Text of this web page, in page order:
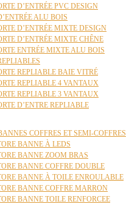
D’ENTRÉE PVC DESIGN
ALU BOIS
D’ENTRÉE MIXTE DESIGN
D’ENTRÉE MIXTE CHÊNE
ENTRÉE MIXTE ALU BOIS
REPLIABLE BAIE VITRÉ
REPLIABLE 4 VANTAUX
REPLIABLE 3 VANTAUX
D’ENTRE REPLIABLE
COFFRES ET SEMI-COFFRES
BANNE À LEDS
BANNE ZOOM BRAS
BANNE COFFRE DOUBLE
BANNE À TOILE ENROULABLE
BANNE COFFRE MARRON
BANNE TOILE RENFORCEE